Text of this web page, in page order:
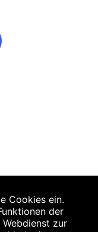
Cookies ein.
der
Webdienst zur